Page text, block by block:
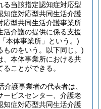
る当該指定認知症対応型
知症対応型共同生活介護
応型共同生活介護事業所
活介護の提供に係る支援
本体事業所」という。)
ものをいう。以下同じ。)
、本体事業所における共
ことができる。
護事業者の代表者は、
ービスセンター、介護老
知症対応型共同生活介護